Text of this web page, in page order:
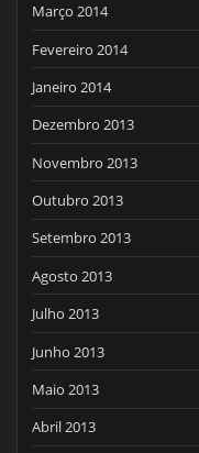
Março 2014
Fevereiro 2014
Janeiro 2014
Dezembro 2013
Novembro 2013
Outubro 2013
Setembro 2013
Agosto 2013
Julho 2013
Junho 2013
Maio 2013
Abril 2013